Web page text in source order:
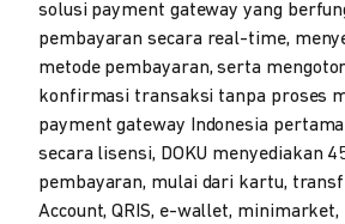
solusi payment gateway yang
pembayaran secara real-time,
metode pembayaran, serta
konfirmasi transaksi tanpa proses
payment gateway Indonesia
secara lisensi, DOKU menyediakan
pembayaran, mulai dari kartu,
Account, QRIS, e-wallet,